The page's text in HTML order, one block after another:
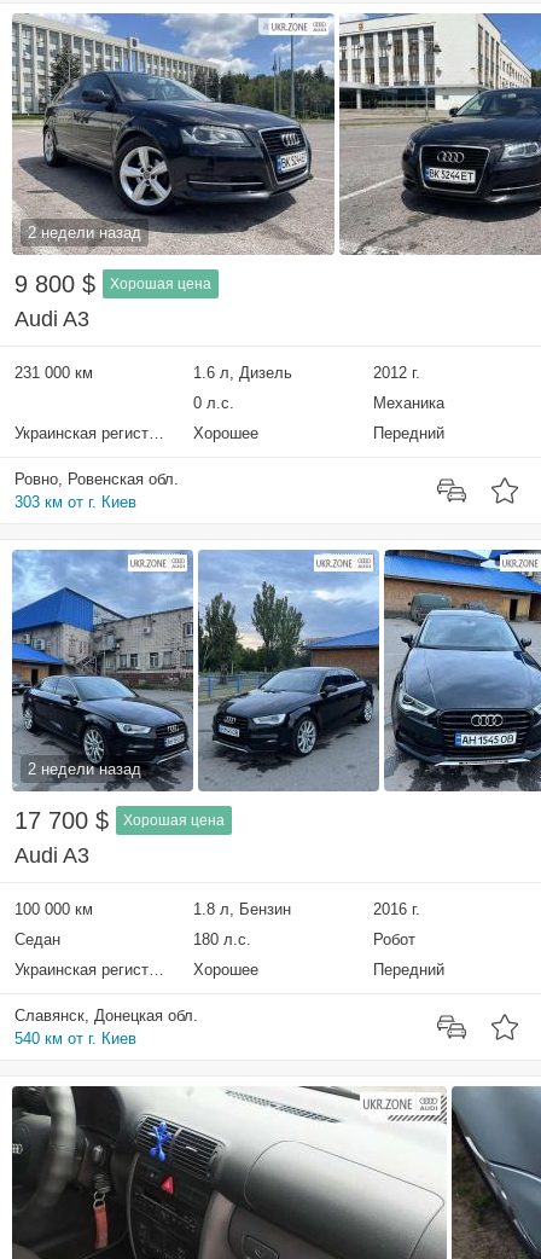
2 недели назад
9 800 $ Хорошая цена
Audi A3
231 000 км 1.6 л, Дизель
2012 г.
0 л.с.
Механика
Украинская регистрация
Хорошее Передний
Ровно, Ровенская обл.
303 км от г. Киев
2 недели назад
17 700 $ Хорошая цена
Audi A3
100 000 км 1.8 л, Бензин
2016 г.
Седан
180 л.с.
Робот
Украинская регистрация
Хорошее Передний
Славянск, Донецкая обл.
540 км от г. Киев